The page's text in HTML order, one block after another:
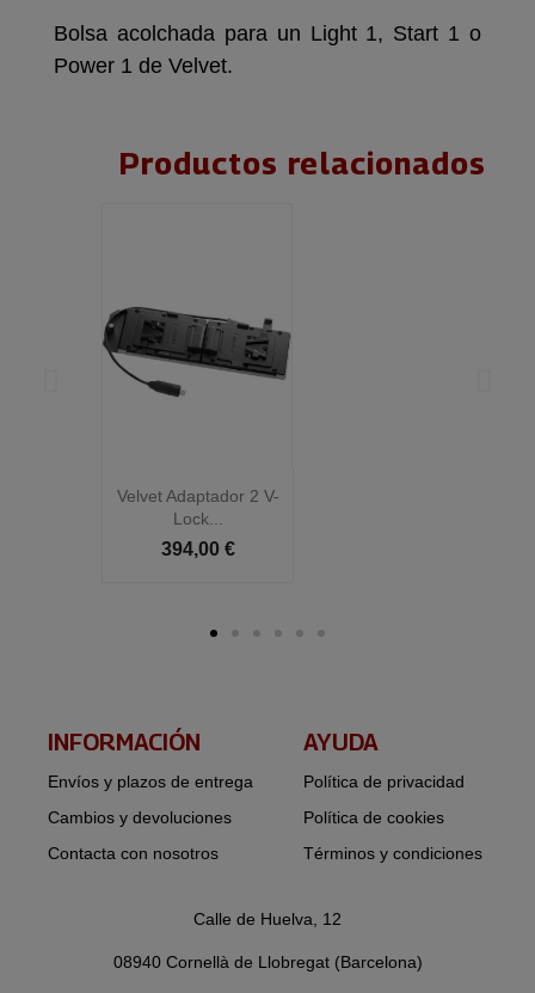
Bolsa acolchada para un Light 1, Start 1 o
Power 1 de Velvet.
Productos relacionados
Velvet Adaptador 2 V-
Lock...
394,00 €
INFORMACIÓN​
Envíos y plazos de entrega
Cambios y devoluciones
Contacta con nosotros
AYUDA
Política de privacidad
Política de cookies
Términos y condiciones
Calle de Huelva, 12
08940 Cornellà de Llobregat (Barcelona)